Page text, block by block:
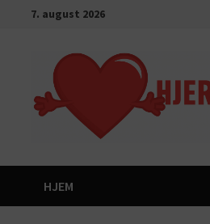
7. august 2026
HJEM